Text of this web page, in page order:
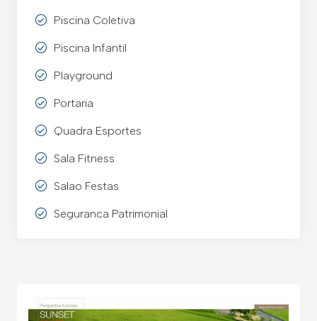
Piscina Coletiva
Piscina Infantil
Playground
Portaria
Quadra Esportes
Sala Fitness
Salao Festas
Seguranca Patrimonial